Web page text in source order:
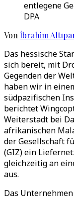
entlegene
DPA
Von İbrahim
Das hessische
sich bereit, mit
Gegenden der
haben wir in
südpazifischen
berichtet
Weiterstadt bei
afrikanischen
der Gesellschaft
(GIZ) ein
gleichzeitig an
aus.
Das